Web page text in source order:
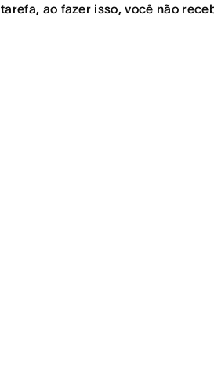
tarefa, ao fazer isso, você não